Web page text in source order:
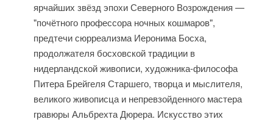
ярчайших звёзд эпохи Северного Возрождения —
"почётного профессора ночных кошмаров",
предтечи сюрреализма Иеронима Босха,
продолжателя босховской традиции в
нидерландской живописи, художника-философа
Питера Брейгеля Старшего, творца и мыслителя,
великого живописца и непревзойденного мастера
гравюры Альбрехта Дюрера. Искусство этих